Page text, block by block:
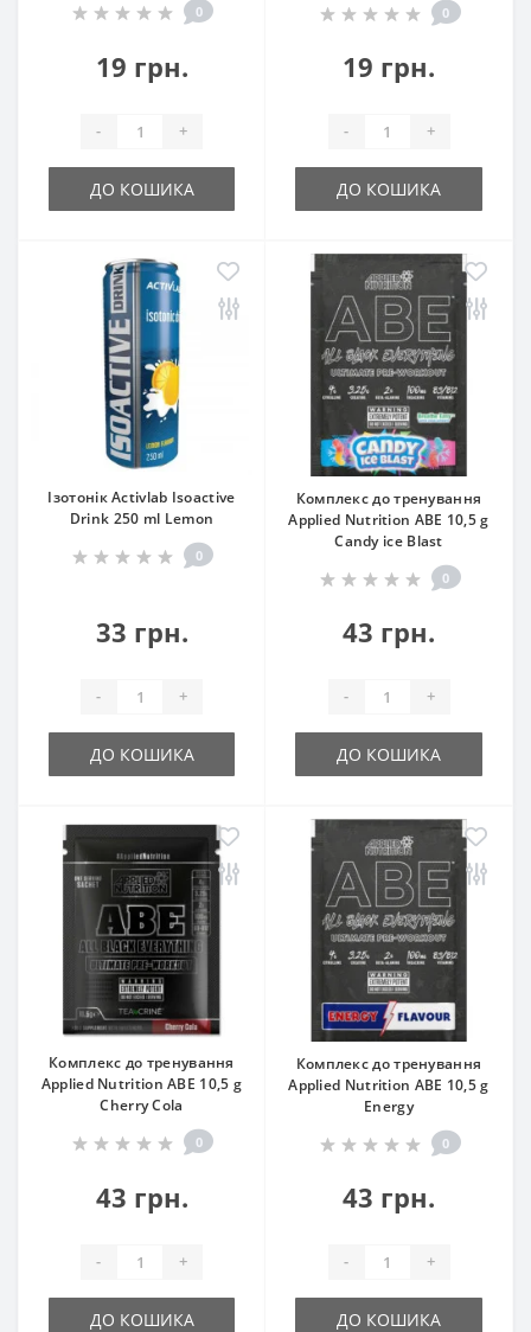
0
19 грн.
- +
ДО КОШИКА
0
19 грн.
- +
ДО КОШИКА
Ізотонік Activlab Isoactive
Drink 250 ml Lemon
0
33 грн.
- +
ДО КОШИКА
Комплекс до тренування
Applied Nutrition ABE 10,5 g
Candy ice Blast
0
43 грн.
- +
ДО КОШИКА
Комплекс до тренування
Applied Nutrition ABE 10,5 g
Cherry Cola
0
43 грн.
- +
ДО КОШИКА
Комплекс до тренування
Applied Nutrition ABE 10,5 g
Energy
0
43 грн.
- +
ДО КОШИКА